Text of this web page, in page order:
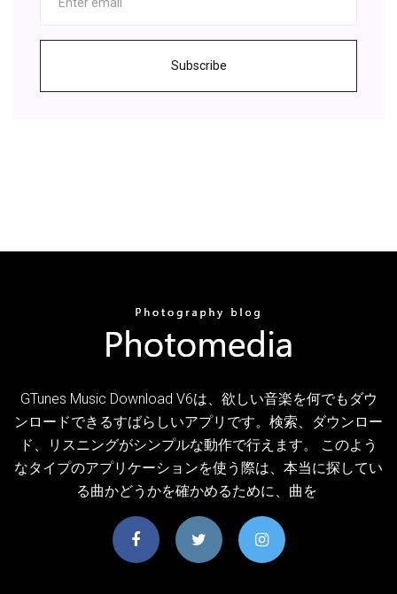
Subscribe
GTunes Music Download V6は、欲しい音楽を何でもダウ
ンロードできるすばらしいアプリです。検索、ダウンロー
ド、リスニングがシンプルな動作で行えます。 このよう
なタイプのアプリケーションを使う際は、本当に探してい
る曲かどうかを確かめるために、曲を